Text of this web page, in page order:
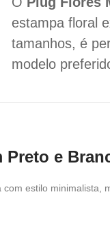
estampa floral
tamanhos, é
modelo
Preto e
estilo minimalista,